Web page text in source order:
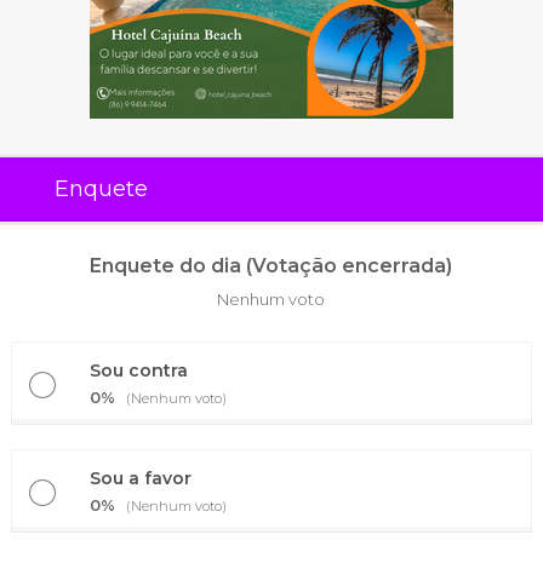
Enquete
Enquete do dia (Votação encerrada)
Nenhum voto
Sou contra
0% (Nenhum voto)
Sou a favor
0% (Nenhum voto)